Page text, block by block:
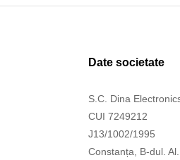
Date societate
S.C. Dina
CUI 7249212
J13/1002/1995
Constanța, B-dul.